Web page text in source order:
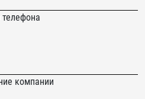
компании